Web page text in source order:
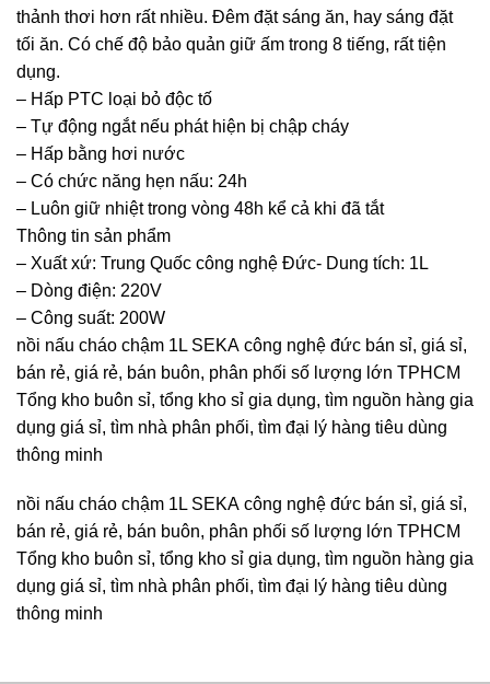
thảnh thơi hơn rất nhiều. Đêm đặt sáng ăn, hay sáng đặt
tối ăn. Có chế độ bảo quản giữ ấm trong 8 tiếng, rất tiện
dụng.
– Hấp PTC loại bỏ độc tố
– Tự động ngắt nếu phát hiện bị chập cháy
– Hấp bằng hơi nước
– Có chức năng hẹn nấu: 24h
– Luôn giữ nhiệt trong vòng 48h kể cả khi đã tắt
Thông tin sản phẩm
– Xuất xứ: Trung Quốc công nghệ Đức- Dung tích: 1L
– Dòng điện: 220V
– Công suất: 200W
nồi nấu cháo chậm 1L SEKA công nghệ đức bán sỉ, giá sỉ,
bán rẻ, giá rẻ, bán buôn, phân phối số lượng lớn TPHCM
Tổng kho buôn sỉ, tổng kho sỉ gia dụng, tìm nguồn hàng gia
dụng giá sỉ, tìm nhà phân phối, tìm đại lý hàng tiêu dùng
thông minh
nồi nấu cháo chậm 1L SEKA công nghệ đức bán sỉ, giá sỉ,
bán rẻ, giá rẻ, bán buôn, phân phối số lượng lớn TPHCM
Tổng kho buôn sỉ, tổng kho sỉ gia dụng, tìm nguồn hàng gia
dụng giá sỉ, tìm nhà phân phối, tìm đại lý hàng tiêu dùng
thông minh